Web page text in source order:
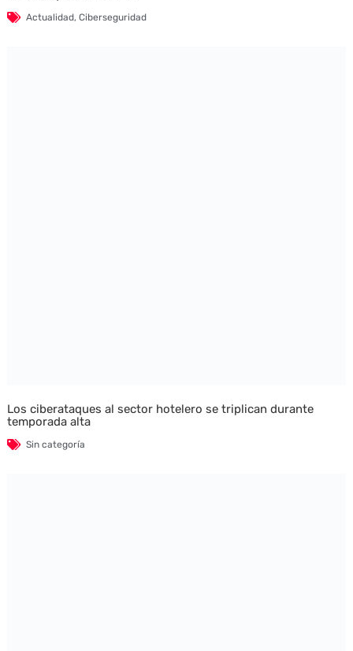
Actualidad, Ciberseguridad
Los ciberataques al sector hotelero se triplican durante
temporada alta
Sin categoría